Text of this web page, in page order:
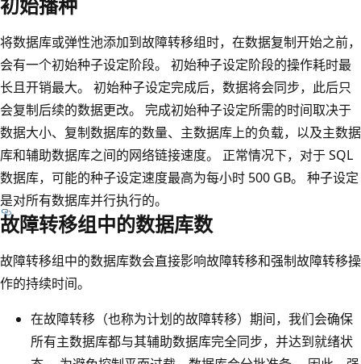
将数据库或弹性池添加到故障转移组时，在数据复制开始之前，
会有一个初始种子设定阶段。 初始种子设定阶段的操作耗时最
长且开销最大。 初始种子设定完成后，数据将会同步，此后只
会复制后续的数据更改。 完成初始种子设定所需的时间取决于
数据大小、复制数据库的数量、主数据库上的负载，以及主数据
库和辅助数据库之间的网络链接速度。 正常情况下，对于 SQL
数据库，可能的种子设定速度最高为每小时 500 GB。 种子设定
是对所有数据库并行执行的。
故障转移组中的数据库数
故障转移组中的数据库数会直接影响故障转移和强制故障转移操
作的持续时间。
在故障转移（也称为计划的故障转移）期间，我们会确保
所有主数据库都与其辅助数据库完全同步，并达到就绪状